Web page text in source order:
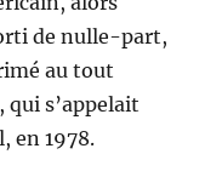
de nulle-part,
au tout
qui s’appelait
en 1978.